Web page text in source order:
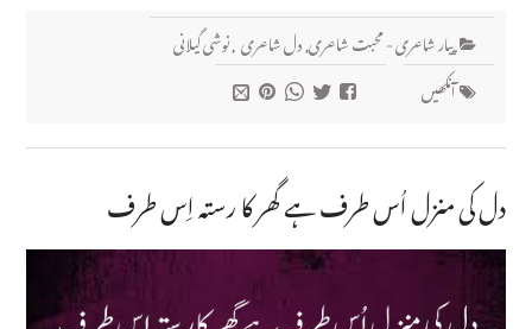
پیار شاعری - محبت شاعری,دل شاعری,نوشی گیلانی
آنکھیں
دل کی منزل اُس طرف ہے گھر کا رستہ اِس طرف